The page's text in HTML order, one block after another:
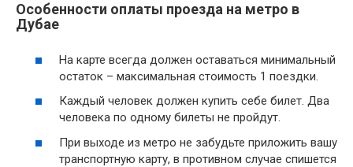
Особенности оплаты проезда на метро в
Дубае
На карте всегда должен оставаться минимальный
остаток – максимальная стоимость 1 поездки.
Каждый человек должен купить себе билет. Два
человека по одному билеты не пройдут.
При выходе из метро не забудьте приложить вашу
транспортную карту, в противном случае спишется